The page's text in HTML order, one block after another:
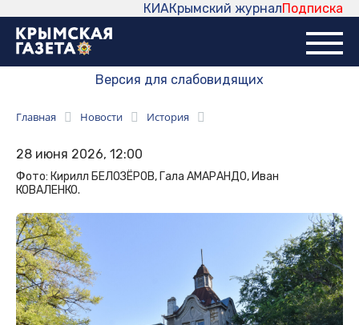
Подписка
Крымский журнал
КИА
Версия для слабовидящих
Главная Новости История
28 июня 2026, 12:00
Фото: Кирилл БЕЛОЗЁРОВ, Гала АМАРАНДО, Иван
КОВАЛЕНКО.